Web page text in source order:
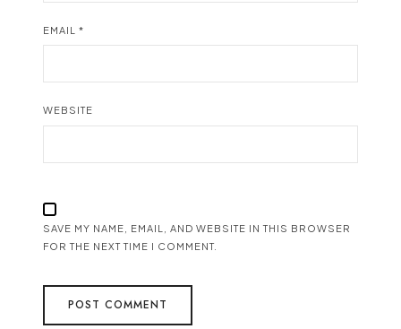
EMAIL*
WEBSITE
SAVE MY NAME, EMAIL, AND WEBSITE IN THIS BROWSER
FOR THE NEXT TIME I COMMENT.